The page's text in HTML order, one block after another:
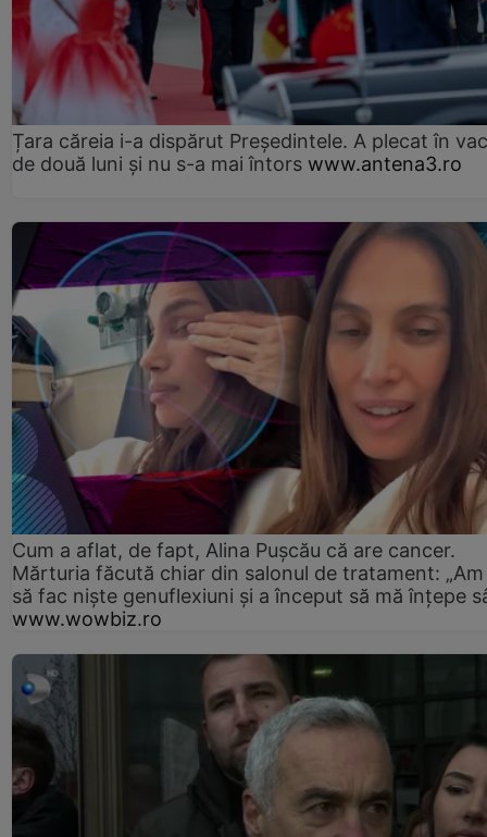
Țara căreia i-a dispărut Președintele. A plecat în
de două luni și nu s-a mai întors www.antena3.ro
Cum a aflat, de fapt, Alina Pușcău că are cancer.
Mărturia făcută chiar din salonul de tratament:
să fac niște genuflexiuni și a început să mă înțepe
www.wowbiz.ro